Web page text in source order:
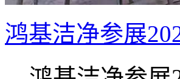
鸿基洁净参展